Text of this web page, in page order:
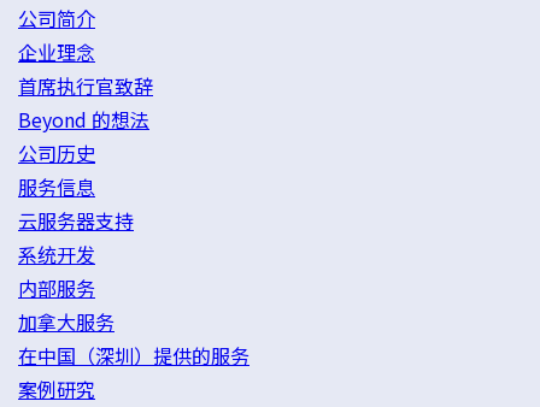
公司简介
企业理念
首席执行官致辞
Beyond 的想法
公司历史
服务信息
云服务器支持
系统开发
内部服务
加拿大服务
在中国（深圳）提供的服务
案例研究